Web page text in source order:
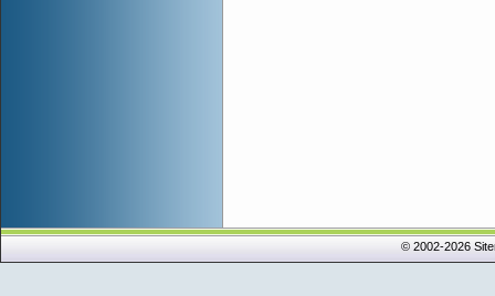
© 2002-2026